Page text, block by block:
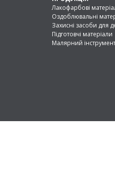
На
На що
Лакофарбові
Оздоблювальні
Захисні засоби для
Підготовчі матеріали
Малярний